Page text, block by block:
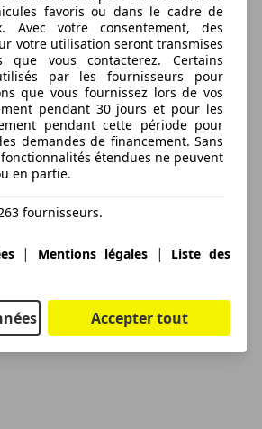
favoris ou dans le cadre de
Avec votre consentement, des
votre utilisation seront transmises
que vous contacterez. Certains
par les fournisseurs pour
que vous fournissez lors de vos
pendant 30 jours et pour les
pendant cette période pour
demandes de financement. Sans
étendues ne peuvent
en partie.
fournisseurs.
| Mentions légales|
Liste des
Accepter tout